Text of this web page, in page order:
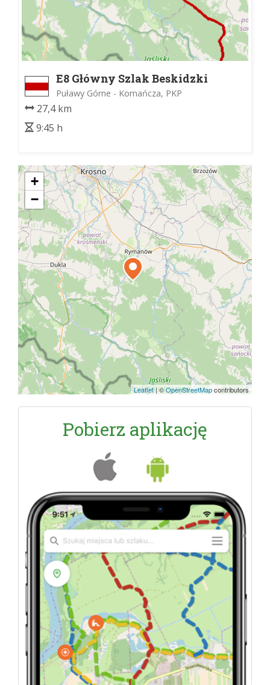
E8 Główny Szlak Beskidzki
Puławy Górne - Komańcza, PKP
27,4 km
9:45 h
+
−
Leaflet|©OpenStreetMapcontributors
Pobierz aplikację